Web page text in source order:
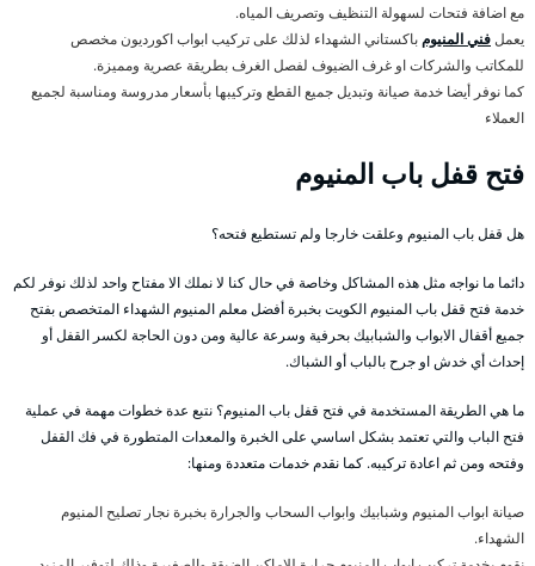
مع اضافة فتحات لسهولة التنظيف وتصريف المياه.
يعملفني المنيومباكستاني الشهداء لذلك على تركيب ابواب اكورديون مخصص
للمكاتب والشركات او غرف الضيوف لفصل الغرف بطريقة عصرية ومميزة.
كما نوفر أيضا خدمة صيانة وتبديل جميع القطع وتركيبها بأسعار مدروسة ومناسبة لجميع
العملاء
فتح قفل باب المنيوم
هل قفل باب المنيوم وعلقت خارجا ولم تستطيع فتحه؟
دائما ما نواجه مثل هذه المشاكل وخاصة في حال كنا لا نملك الا مفتاح واحد لذلك نوفر لكم
خدمة فتح قفل باب المنيوم الكويت بخبرة أفضل معلم المنيوم الشهداء المتخصص بفتح
جميع أقفال الابواب والشبابيك بحرفية وسرعة عالية ومن دون الحاجة لكسر القفل أو
إحداث أي خدش او جرح بالباب أو الشباك.
ما هي الطريقة المستخدمة في فتح قفل باب المنيوم؟ نتبع عدة خطوات مهمة في عملية
فتح الباب والتي تعتمد بشكل اساسي على الخبرة والمعدات المتطورة في فك القفل
وفتحه ومن ثم اعادة تركيبه. كما نقدم خدمات متعددة ومنها:
صيانة ابواب المنيوم وشبابيك وابواب السحاب والجرارة بخبرة نجار تصليح المنيوم
الشهداء.